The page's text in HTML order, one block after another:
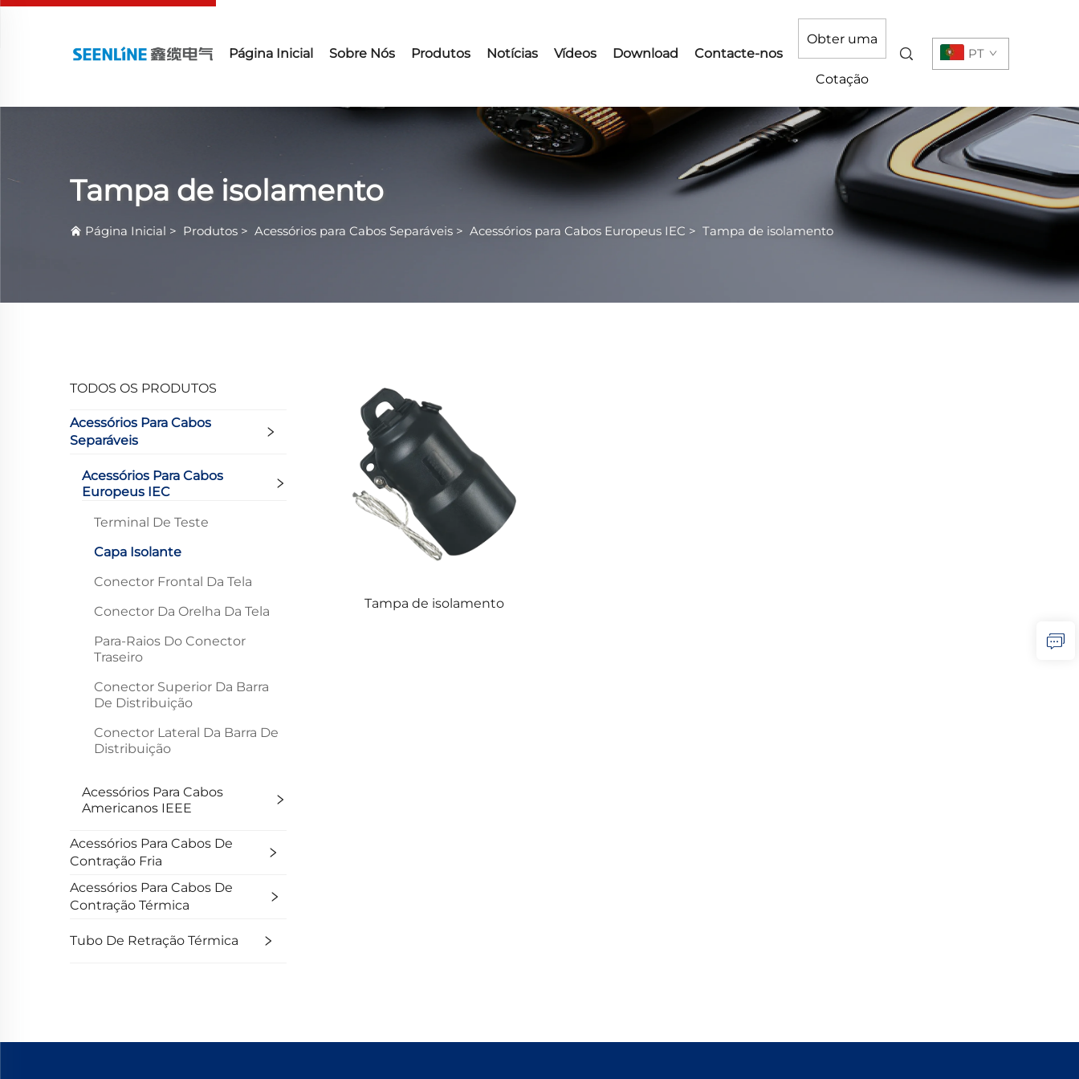
Página Inicial Sobre Nós Produtos Notícias Vídeos Download Contacte-nos
Obter uma
Cotação
PT
Tampa de isolamento
Página Inicial > Produtos > Acessórios para Cabos Separáveis > Acessórios para Cabos Europeus IEC > Tampa de isolamento
TODOS OS PRODUTOS
Acessórios Para Cabos
Separáveis
Acessórios Para Cabos
Europeus IEC
Terminal De Teste
Capa Isolante
Conector Frontal Da Tela
Conector Da Orelha Da Tela
Para-Raios Do Conector
Traseiro
Conector Superior Da Barra
De Distribuição
Conector Lateral Da Barra De
Distribuição
Acessórios Para Cabos
Americanos IEEE
Acessórios Para Cabos De
Contração Fria
Acessórios Para Cabos De
Contração Térmica
Tubo De Retração Térmica
Tampa de isolamento